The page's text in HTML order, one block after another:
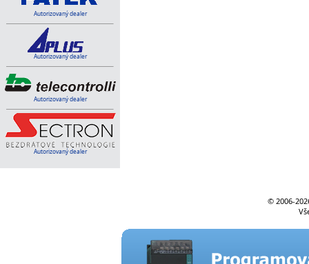
Autorizovaný dealer
Autorizovaný dealer
Autorizovaný dealer
Autorizovaný dealer
© 2006-